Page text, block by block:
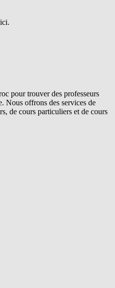
pour trouver des professeurs
Nous offrons des services de
de cours particuliers et de cours